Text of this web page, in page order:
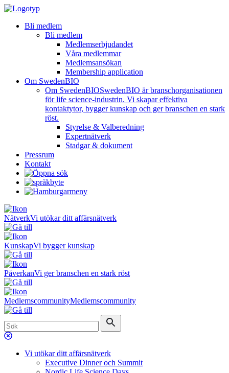
Bli medlem
Bli medlem
Medlemserbjudandet
Våra medlemmar
Medlemsansökan
Membership application
Om SwedenBIO
Om SwedenBIOSwedenBIO är branschorganisationen
för life science-industrin. Vi skapar effektiva
kontaktytor, bygger kunskap och ger branschen en stark
röst.
Styrelse & Valberedning
Expertnätverk
Stadgar & dokument
Pressrum
Kontakt
NätverkVi utökar ditt affärsnätverk
KunskapVi bygger kunskap
PåverkanVi ger branschen en stark röst
MedlemscommunityMedlemscommunity
Vi utökar ditt affärsnätverk
Executive Dinner och Summit